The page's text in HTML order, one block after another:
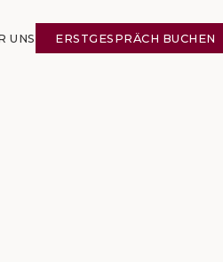
UNS ERSTGESPRÄCH BUCHEN